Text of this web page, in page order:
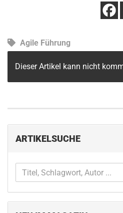
Agile Führung
Dieser Artikel kann nicht
ARTIKELSUCHE